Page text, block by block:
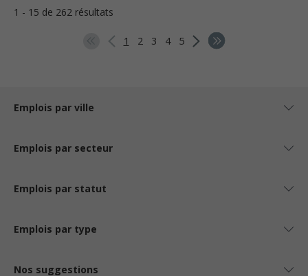
1 - 15 de 262 résultats
1 2 3 4 5
Emplois par ville
Emplois par secteur
Emplois par statut
Emplois par type
Nos suggestions